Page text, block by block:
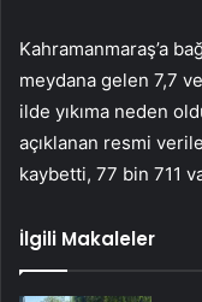
Kahramanmaraş’a
meydana gelen 7,7
ilde yıkıma neden
açıklanan resmi
kaybetti, 77 bin 711
İlgili Makaleler